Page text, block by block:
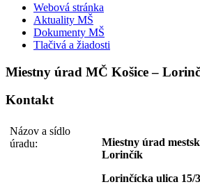
Webová stránka
Aktuality MŠ
Dokumenty MŠ
Tlačivá a žiadosti
Miestny úrad MČ Košice –
Kontakt
Názov a sídlo
úradu:
Miestny úrad
Lorinčík
Lorinčícka ulica 15/